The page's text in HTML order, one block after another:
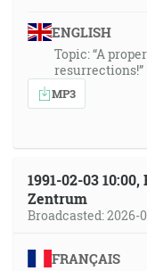
ENGLISH
Topic: “A
resurrections!”
MP3
1991-02-03
Zentrum
Broadcasted: 2026-
FRANÇAIS